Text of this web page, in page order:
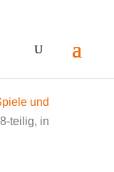
und
teilig, in